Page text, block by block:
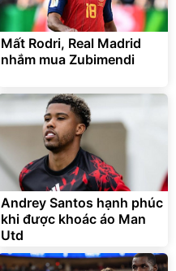
Mất Rodri, Real Madrid
nhắm mua Zubimendi
Andrey Santos hạnh phúc
khi được khoác áo Man
Utd